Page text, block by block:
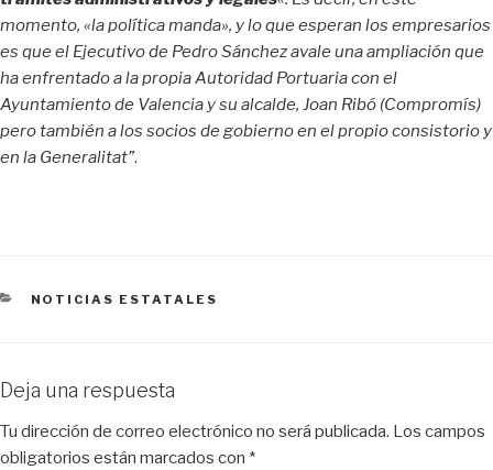
momento, «la política manda», y lo que esperan los empresarios
es que el Ejecutivo de Pedro Sánchez avale una ampliación que
ha enfrentado a la propia Autoridad Portuaria con el
Ayuntamiento de Valencia y su alcalde, Joan Ribó (Compromís)
pero también a los socios de gobierno en el propio consistorio y
en la Generalitat”.
CATEGORÍAS
NOTICIAS ESTATALES
Deja una respuesta
Tu dirección de correo electrónico no será publicada. Los campos
obligatorios están marcados con *